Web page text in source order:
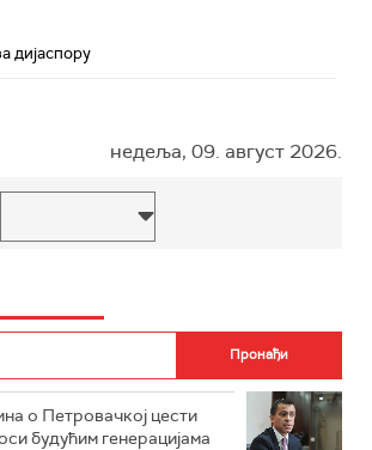
дијаспору
недеља, 09. август 2026.
о Петровачкој цести
будућим генерацијама